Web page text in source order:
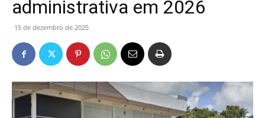
administrativa em 2026
15 de dezembro de 2025